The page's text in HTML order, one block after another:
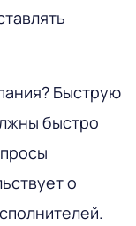
Быструю
быстро
о